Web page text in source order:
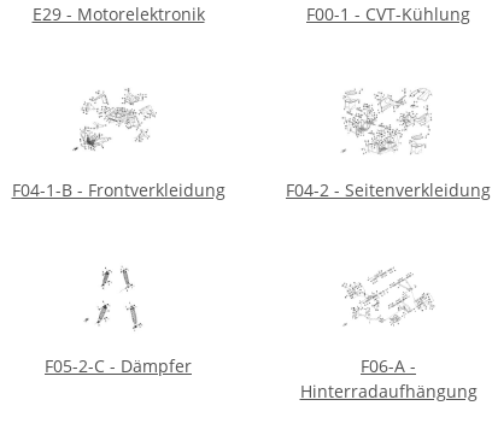
E29 - Motorelektronik F00-1 - CVT-Kühlung
F04-1-B - Frontverkleidung F04-2 - Seitenverkleidung
F05-2-C - Dämpfer
F06-A -
Hinterradaufhängung